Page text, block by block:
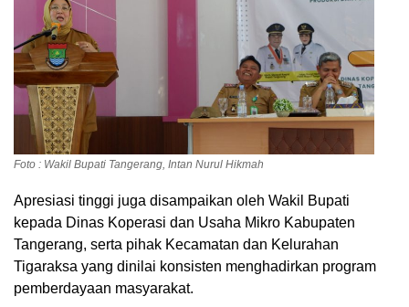
Foto : Wakil Bupati Tangerang, Intan Nurul Hikmah
​Apresiasi tinggi juga disampaikan oleh Wakil Bupati
kepada Dinas Koperasi dan Usaha Mikro Kabupaten
Tangerang, serta pihak Kecamatan dan Kelurahan
Tigaraksa yang dinilai konsisten menghadirkan program
pemberdayaan masyarakat.